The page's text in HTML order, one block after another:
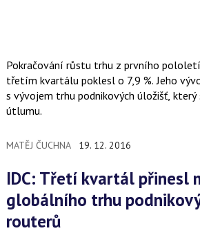
Pokračování růstu trhu z prvního
třetím kvartálu poklesl o 7,9 %. Jeho
s vývojem trhu podnikových úložišť, který
útlumu.
MATĚJ ČUCHNA 19. 12. 2016
IDC: Třetí kvartál přinesl mírný růst
globálního trhu
routerů